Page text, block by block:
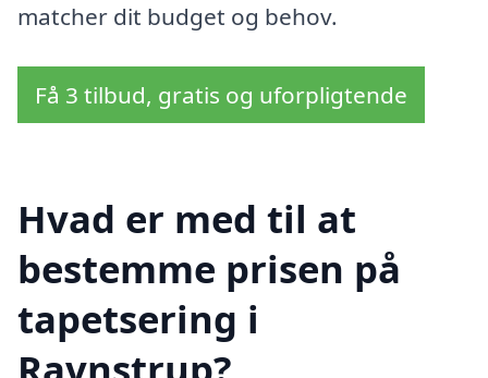
matcher dit budget og behov.
Få 3 tilbud, gratis og uforpligtende
Hvad er med til at
bestemme prisen på
tapetsering i